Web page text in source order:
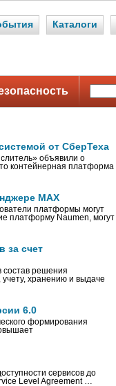
Каталоги
от СберТеха
объявили о
контейнерная платформа
MAX
платформы могут
платформу Naumen, могут
за счет
состав решения
хранению и выдаче
6.0
формирования
сервисов до
Level Agreement …